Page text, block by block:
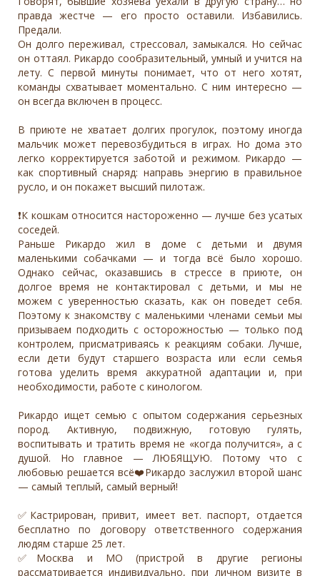
правда жестче — его просто оставили. Избавились.
Предали.
Он долго переживал, стрессовал, замыкался. Но сейчас
он оттаял. Рикардо сообразительный, умный и учится на
лету. С первой минуты понимает, что от него хотят,
команды схватывает моментально. С ним интересно —
он всегда включен в процесс.
В приюте не хватает долгих прогулок, поэтому иногда
мальчик может перевозбудиться в играх. Но дома это
легко корректируется заботой и режимом. Рикардо —
как спортивный снаряд: направь энергию в правильное
русло, и он покажет высший пилотаж.
❗️К кошкам относится настороженно — лучше без усатых
соседей.
Раньше Рикардо жил в доме с детьми и двумя
маленькими собачками — и тогда всё было хорошо.
Однако сейчас, оказавшись в стрессе в приюте, он
долгое время не контактировал с детьми, и мы не
можем с уверенностью сказать, как он поведет себя.
Поэтому к знакомству с маленькими членами семьи мы
призываем подходить с осторожностью — только под
контролем, присматриваясь к реакциям собаки. Лучше,
если дети будут старшего возраста или если семья
готова уделить время аккуратной адаптации и, при
необходимости, работе с кинологом.
Рикардо ищет семью с опытом содержания серьезных
пород. Активную, подвижную, готовую гулять,
воспитывать и тратить время не «когда получится», а с
душой. Но главное — ЛЮБЯЩУЮ. Потому что с
любовью решается всё❤️Рикардо заслужил второй шанс
— самый теплый, самый верный!
✅Кастрирован, привит, имеет вет. паспорт, отдается
бесплатно по договору ответственного содержания
людям старше 25 лет.
✅Москва и МО (пристрой в другие регионы
рассматривается индивидуально, при личном визите в